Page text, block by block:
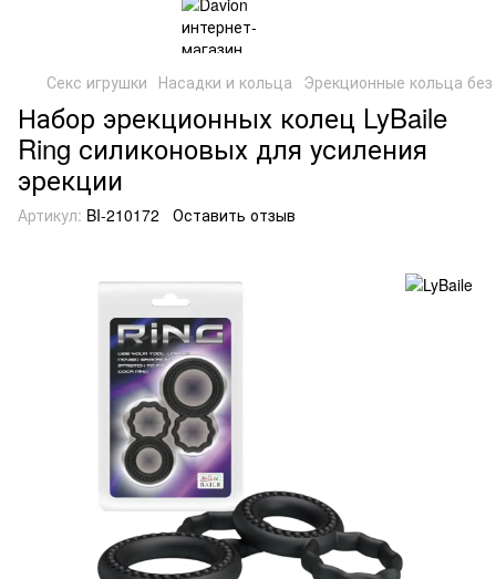
Секс игрушки Насадки и кольца Эрекционные кольца
Набор эрекционных колец LyBaile
Ring силиконовых для усиления
эрекции
Артикул: BI-210172 Оставить отзыв